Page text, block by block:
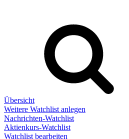
Übersicht
Weitere Watchlist anlegen
Nachrichten-Watchlist
Aktienkurs-Watchlist
Watchlist bearbeiten